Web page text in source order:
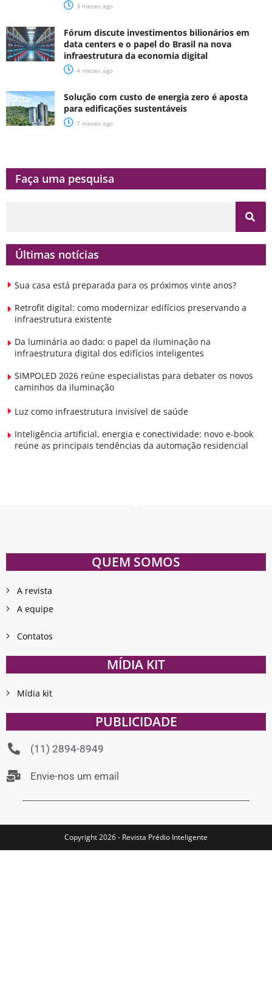
3 meses ago
Fórum discute investimentos bilionários em
data centers e o papel do Brasil na nova
infraestrutura da economia digital
4 meses ago
Solução com custo de energia zero é aposta
para edificações sustentáveis
7 meses ago
Faça uma pesquisa​​
Últimas notícias
Sua casa está preparada para os próximos vinte anos?
Retrofit digital: como modernizar edifícios preservando a
infraestrutura existente
Da luminária ao dado: o papel da iluminação na
infraestrutura digital dos edifícios inteligentes
SIMPOLED 2026 reúne especialistas para debater os novos
caminhos da iluminação
Luz como infraestrutura invisível de saúde
Inteligência artificial, energia e conectividade: novo e-book
reúne as principais tendências da automação residencial
QUEM SOMOS
A revista
A equipe
Contatos
MÍDIA KIT
Mídia kit
PUBLICIDADE
(11) 2894-8949
Envie-nos um email
Copyright 2026 - Revista Prédio Inteligente